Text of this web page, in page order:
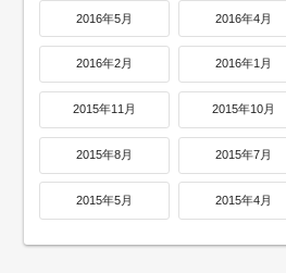
2016年5月 2016年4月
2016年2月 2016年1月
2015年11月 2015年10月
2015年8月 2015年7月
2015年5月 2015年4月